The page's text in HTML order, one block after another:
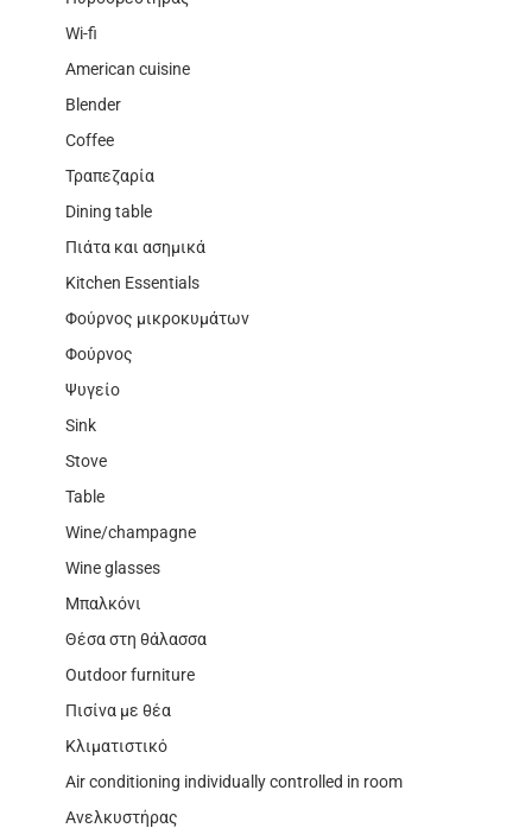
Wi-fi
American cuisine
Blender
Coffee
Τραπεζαρία
Dining table
Πιάτα και ασημικά
Kitchen Essentials
Φούρνος μικροκυμάτων
Φούρνος
Ψυγείο
Sink
Stove
Table
Wine/champagne
Wine glasses
Μπαλκόνι
Θέσα στη θάλασσα
Outdoor furniture
Πισίνα με θέα
Κλιματιστικό
Air conditioning individually controlled in room
Ανελκυστήρας